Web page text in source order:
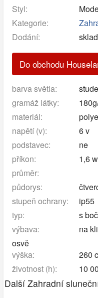
Styl:
Kategorie:
Dodání:
Do obchodu
barva světla:
gramáž látky:
materiál:
napětí (v):
6 v
podstavec:
ne
příkon:
1,6 w
průměr:
půdorys:
stupeň ochrany:
ip55
typ:
s
výbava:
na
osvě
výška:
260
životnost (h):
10
Další Zahradní